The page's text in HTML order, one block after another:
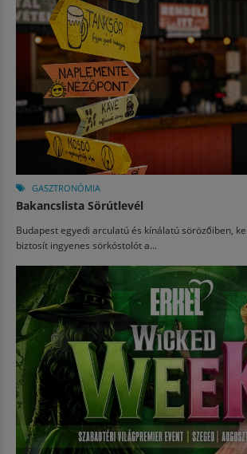
GASZTRONÓMIA
Bakancslista Sörútlevél
Budapest egyedi arculatú és kínálatú sörözőiben,
biztosít ingyenes sörkóstolót a...